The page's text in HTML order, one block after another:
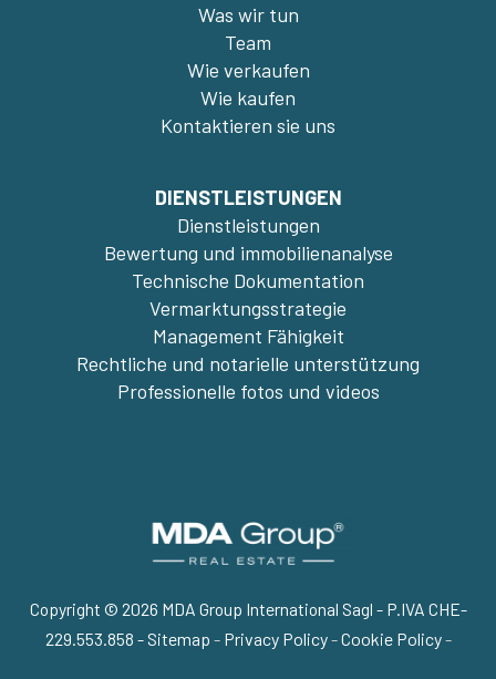
Was wir tun
Team
Wie verkaufen
Wie kaufen
Kontaktieren sie uns
DIENSTLEISTUNGEN
Dienstleistungen
Bewertung und immobilienanalyse
Technische Dokumentation
Vermarktungsstrategie
Management Fähigkeit
Rechtliche und notarielle unterstützung
Professionelle fotos und videos
Copyright © 2026 MDA Group International Sagl - P.IVA CHE-
229.553.858 - Sitemap - Privacy Policy-Cookie Policy-